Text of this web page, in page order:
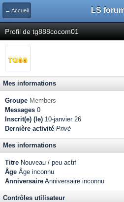
← Accueil LS
Profil de tg888cocom01
Mes informations
Groupe Members
Messages 0
Inscrit(e) (le) 10-janvier 26
Dernière activité Privé
Mes informations
Titre Nouveau / peu actif
Âge Âge inconnu
Anniversaire Anniversaire inconnu
Contrôles utilisateur